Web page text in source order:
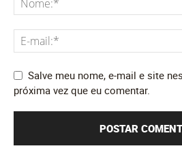
Salve meu nome, e-mail e site
próxima vez que eu comentar.